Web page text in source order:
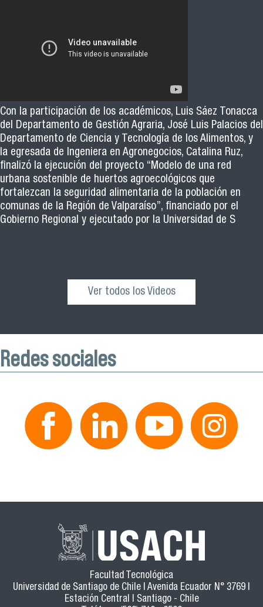
Con la participación de los académicos, Luis Sáez Tonacca
del Departamento de Gestión Agraria, José Luis Palacios del
Departamento de Ciencia y Tecnología de los Alimentos, y
la egresada de Ingeniera en Agronegocios, Catalina Ruz,
finalizó la ejecución del proyecto “Modelo de una red
urbana sostenible de huertos agroecológicos que
fortalezcan la seguridad alimentaria de la población en
comunas de la Región de Valparaíso”, financiado por el
Gobierno Regional y ejecutado por la Universidad de S
Ver todos los Videos
Redes sociales
Facultad Tecnológica
Universidad de Santiago de Chile | Avenida Ecuador N° 3769 |
Estación Central | Santiago - Chile